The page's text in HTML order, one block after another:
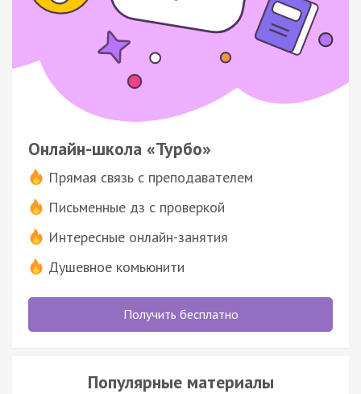
Онлайн-школа «Турбо»
Прямая связь с преподавателем
Письменные дз с проверкой
Интересные онлайн-занятия
Душевное комьюнити
Получить бесплатно
Популярные материалы